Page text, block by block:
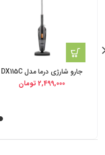
جارو شارژی درما مدل DX115C
2,499,000 تومان